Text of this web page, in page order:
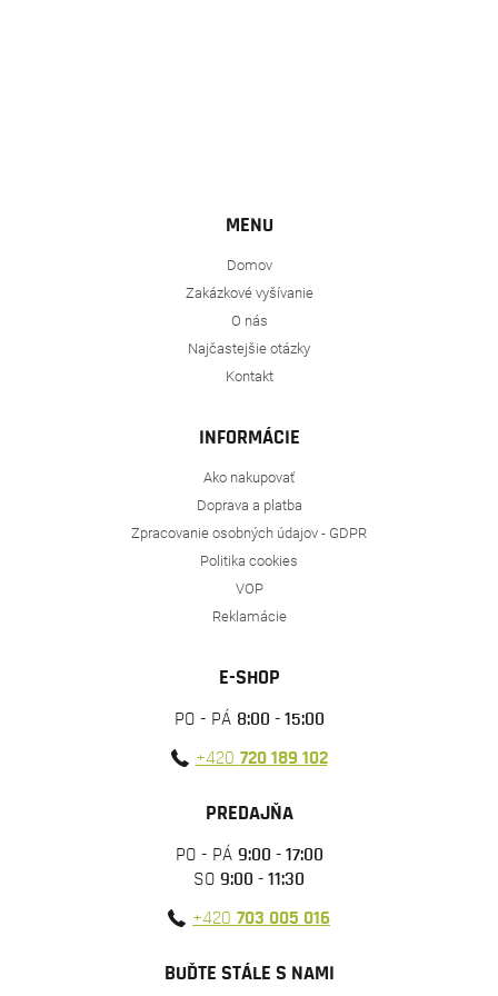
MENU
Domov
Zakázkové vyšívanie
O nás
Najčastejšie otázky
Kontakt
INFORMÁCIE
Ako nakupovať
Doprava a platba
Zpracovanie osobných údajov - GDPR
Politika cookies
VOP
Reklamácie
E-SHOP
PO - PÁ 8:00 - 15:00
+420 720 189 102
PREDAJŇA
PO - PÁ 9:00 - 17:00
SO 9:00 - 11:30
+420 703 005 016
BUĎTE STÁLE S NAMI